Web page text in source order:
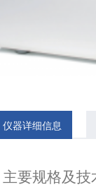
仪器详细信息
主要规格及技